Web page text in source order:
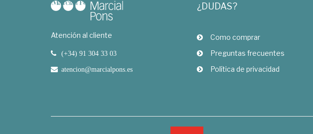
Atención al cliente
(+34) 91 304 33 03
atencion@marcialpons.es
¿DUDAS?
Como comprar
Preguntas frecuentes
Política de privacidad